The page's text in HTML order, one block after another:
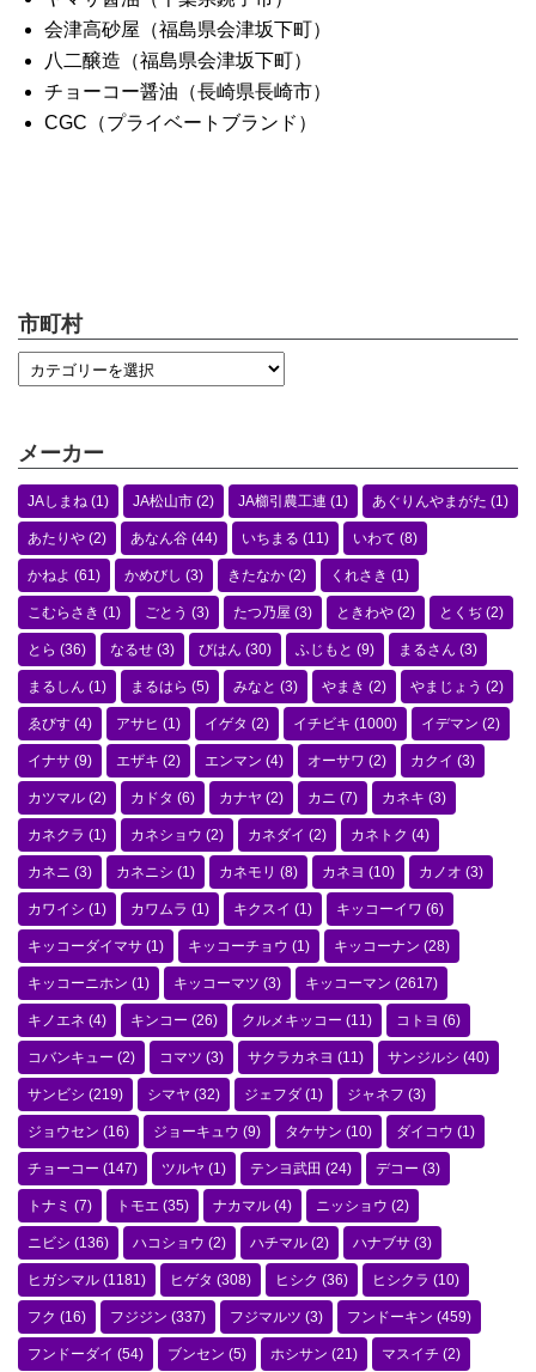
会津高砂屋（福島県会津坂下町）
八二醸造（福島県会津坂下町）
チョーコー醤油（長崎県長崎市）
CGC（プライベートブランド）
市町村
メーカー
JAしまね (1) JA松山市 (2) JA櫛引農工連 (1) あぐりんやまがた (1)
あたりや (2) あなん谷 (44) いちまる (11) いわて (8)
かねよ (61) かめびし (3) きたなか (2) くれさき (1)
こむらさき (1) ごとう (3) たつ乃屋 (3) ときわや (2) とくぢ (2)
とら (36) なるせ (3) びはん (30) ふじもと (9) まるさん (3)
まるしん (1) まるはら (5) みなと (3) やまき (2) やまじょう (2)
ゑびす (4) アサヒ (1) イゲタ (2) イチビキ (1000) イデマン (2)
イナサ (9) エザキ (2) エンマン (4) オーサワ (2) カクイ (3)
カツマル (2) カドタ (6) カナヤ (2) カニ (7) カネキ (3)
カネクラ (1) カネショウ (2) カネダイ (2) カネトク (4)
カネニ (3) カネニシ (1) カネモリ (8) カネヨ (10) カノオ (3)
カワイシ (1) カワムラ (1) キクスイ (1) キッコーイワ (6)
キッコーダイマサ (1) キッコーチョウ (1) キッコーナン (28)
キッコーニホン (1) キッコーマツ (3) キッコーマン (2617)
キノエネ (4) キンコー (26) クルメキッコー (11) コトヨ (6)
コバンキュー (2) コマツ (3) サクラカネヨ (11) サンジルシ (40)
サンビシ (219) シマヤ (32) ジェフダ (1) ジャネフ (3)
ジョウセン (16) ジョーキュウ (9) タケサン (10) ダイコウ (1)
チョーコー (147) ツルヤ (1) テンヨ武田 (24) デコー (3)
トナミ (7) トモエ (35) ナカマル (4) ニッショウ (2)
ニビシ (136) ハコショウ (2) ハチマル (2) ハナブサ (3)
ヒガシマル (1181) ヒゲタ (308) ヒシク (36) ヒシクラ (10)
フク (16) フジジン (337) フジマルツ (3) フンドーキン (459)
フンドーダイ (54) ブンセン (5) ホシサン (21) マスイチ (2)